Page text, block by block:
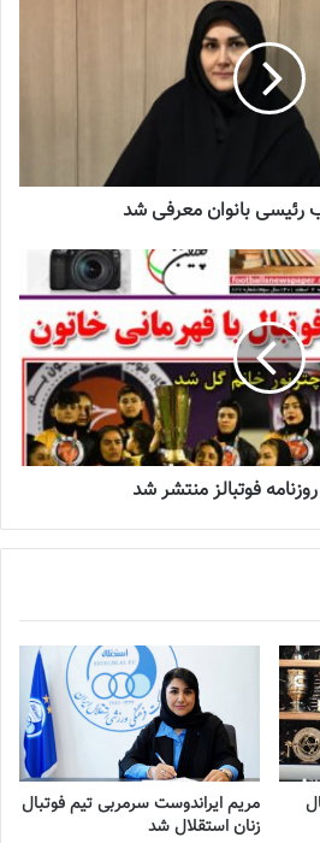
پایان خاطر نشان کرد: برای موفقیت
کرد. امیدوارم مثل همیشه شاهد
باشیم.
ليست جدید تيم ملى فوتبال
تازه‌ترین خبرها از درمان ۲ ملی‌پوش فوتبال
به اردوی تیم ملی
در انتظار فوتبال بانوان است
رئیسی بانوان معرفی شد
مریم ایراندوست سرمربی تیم فوتبال
زنان استقلال شد